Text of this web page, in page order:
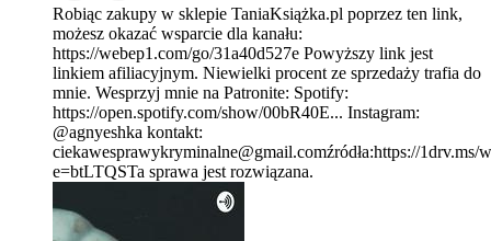
Robiąc zakupy w sklepie TaniaKsiążka.pl poprzez ten link,
możesz okazać wsparcie dla kanału:
https://webep1.com/go/31a40d527e Powyższy link jest
linkiem afiliacyjnym. Niewielki procent ze sprzedaży trafia do
mnie. Wesprzyj mnie na Patronite: Spotify:
https://open.spotify.com/show/00bR40E... Instagram:
@agnyeshka kontakt:
ciekawesprawykryminalne@gmail.comźródła:https://
e=btLTQSTa sprawa jest rozwiązana.